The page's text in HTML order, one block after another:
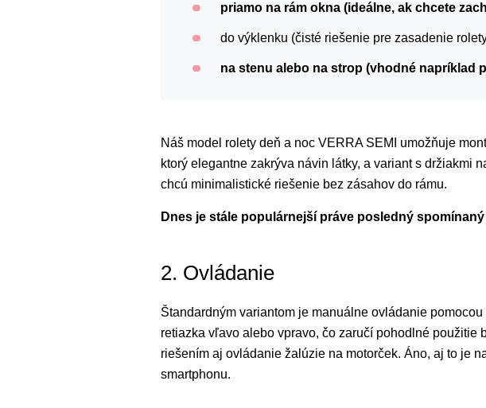
priamo na rám okna (ideálne, ak chcete
do výklenku (čisté riešenie pre zasadenie
na stenu alebo na strop (vhodné napríklad
Náš model rolety deň a noc VERRA SEMI umožňuje
ktorý elegantne zakrýva návin látky, a variant s držiakmi
chcú minimalistické riešenie bez zásahov do rámu.
Dnes je stále populárnejší práve posledný
2. Ovládanie
Štandardným variantom je manuálne ovládanie
retiazka vľavo alebo vpravo, čo zaručí pohodlné
riešením aj ovládanie žalúzie na motorček. Áno, aj to je
smartphonu.